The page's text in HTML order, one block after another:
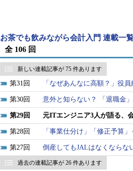
お茶でも飲みながら会計入門 連載一
全 106 回
新しい連載記事が 75 件あります
31 「なぜあんなに高額？」役
30 意外と知らない？ 「退職金
29 元ITエンジニア3人が語る、
28 「事業仕分け」「修正予算
27 倒産してもJALはなくならな
過去の連載記事が 26 件あります